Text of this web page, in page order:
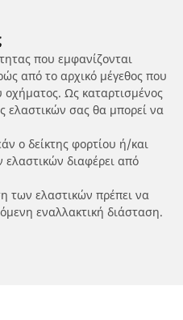
που εμφανίζονται
από το αρχικό μέγεθος που
οχήματος. Ως καταρτισμένος
ελαστικών σας θα μπορεί να
ο δείκτης φορτίου ή/και
διαφέρει από
των ελαστικών πρέπει να
εναλλακτική διάσταση.